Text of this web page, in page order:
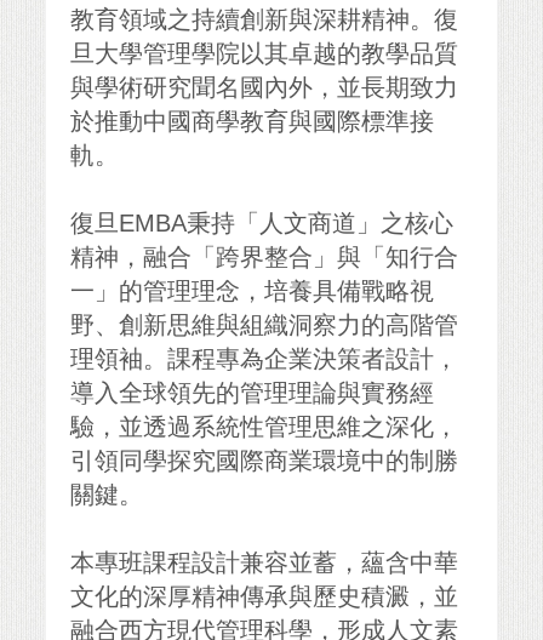
教育領域之持續創新與深耕精神。復
旦大學管理學院以其卓越的教學品質
與學術研究聞名國內外，並長期致力
於推動中國商學教育與國際標準接
軌。
復旦EMBA秉持「人文商道」之核心
精神，融合「跨界整合」與「知行合
一」的管理理念，培養具備戰略視
野、創新思維與組織洞察力的高階管
理領袖。課程專為企業決策者設計，
導入全球領先的管理理論與實務經
驗，並透過系統性管理思維之深化，
引領同學探究國際商業環境中的制勝
關鍵。
本專班課程設計兼容並蓄，蘊含中華
文化的深厚精神傳承與歷史積澱，並
融合西方現代管理科學，形成人文素